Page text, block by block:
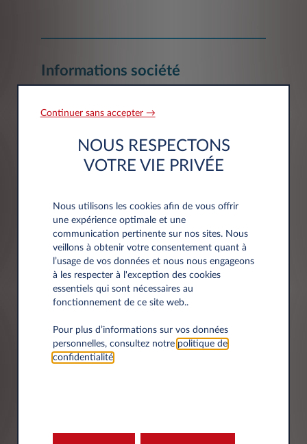
Informations société
Société*
Adresse
Code postal*
Continuer sans accepter →
NOUS RESPECTONS
VOTRE VIE PRIVÉE
Nous utilisons les cookies afin de vous offrir
une expérience optimale et une
communication pertinente sur nos sites. Nous
veillons à obtenir votre consentement quant à
l’usage de vos données et nous nous engageons
à les respecter à l'exception des cookies
essentiels qui sont nécessaires au
fonctionnement de ce site web..
Pour plus d’informations sur vos données
personnelles, consultez notre politique de
confidentialité.